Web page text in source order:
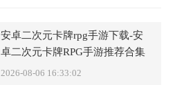
安卓二次元卡牌rpg手游下载-安
卓二次元卡牌RPG手游推荐合集
2026-08-06 16:33:02